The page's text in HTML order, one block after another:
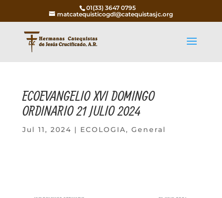
01(33) 3647 0795
matcatequisticogdl@catequistasjc.org
ECOEVANGELIO XVI DOMINGO
ORDINARIO 21 JULIO 2024
Jul 11, 2024 | ECOLOGIA, General